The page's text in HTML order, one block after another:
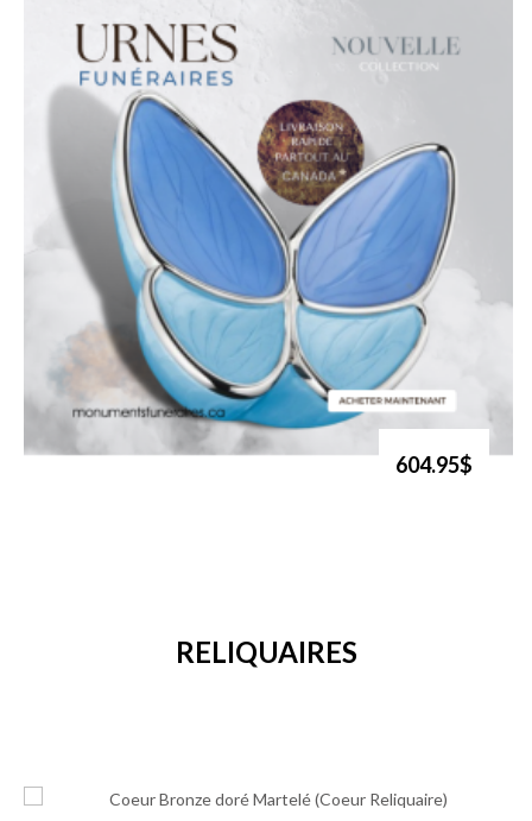
604.95$
RELIQUAIRES